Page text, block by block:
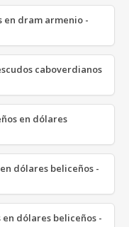
en dram armenio -
caboverdianos
en dólares
dólares beliceños -
dólares beliceños -